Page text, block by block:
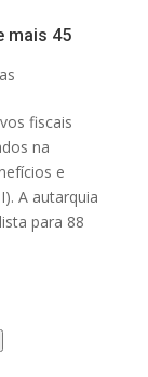
mais 45
fiscais
na
e
A autarquia
para 88